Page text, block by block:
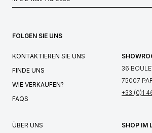
FOLGEN SIE UNS
KONTAKTIEREN SIE UNS
FINDE UNS
WIE VERKAUFEN?
FAQS
36
75007
+33 (0)1
ÜBER UNS
SHOP IM